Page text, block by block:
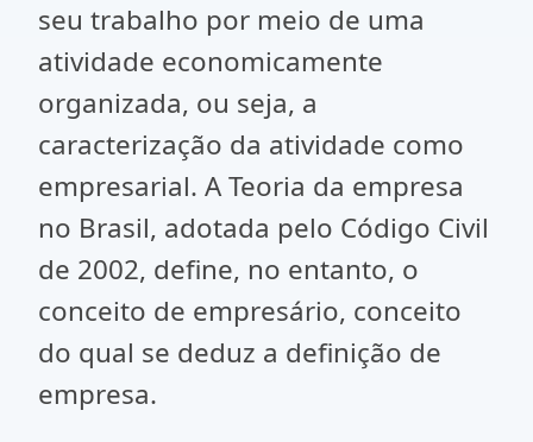
seu trabalho por meio de uma
atividade economicamente
organizada, ou seja, a
caracterização da atividade como
empresarial. A Teoria da empresa
no Brasil, adotada pelo Código Civil
de 2002, define, no entanto, o
conceito de empresário, conceito
do qual se deduz a definição de
empresa.